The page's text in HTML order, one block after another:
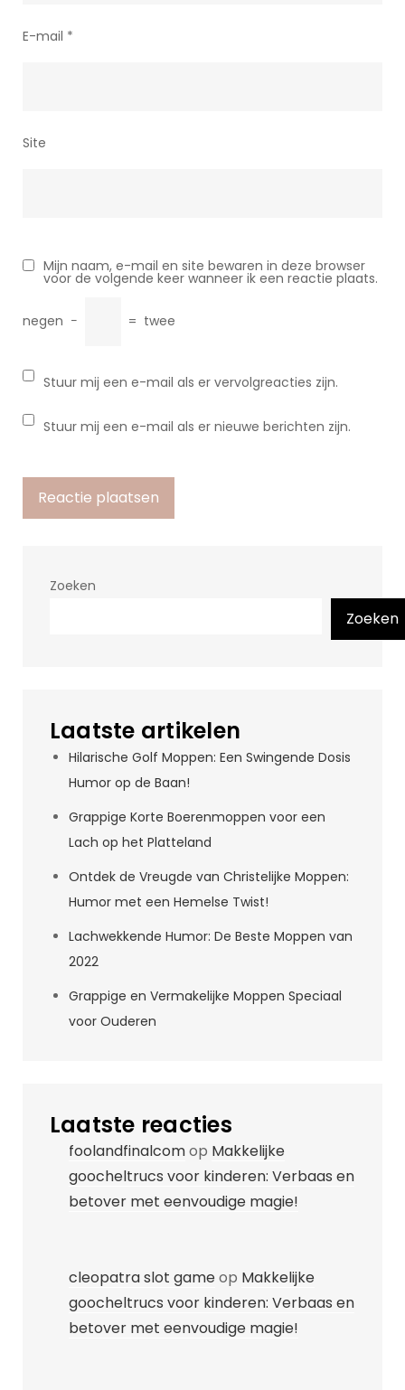
E-mail *
Site
Mijn naam, e-mail en site bewaren in deze browser
voor de volgende keer wanneer ik een reactie plaats.
negen − = twee
Stuur mij een e-mail als er vervolgreacties zijn.
Stuur mij een e-mail als er nieuwe berichten zijn.
Zoeken
Zoeken
Laatste artikelen
Hilarische Golf Moppen: Een Swingende Dosis
Humor op de Baan!
Grappige Korte Boerenmoppen voor een
Lach op het Platteland
Ontdek de Vreugde van Christelijke Moppen:
Humor met een Hemelse Twist!
Lachwekkende Humor: De Beste Moppen van
2022
Grappige en Vermakelijke Moppen Speciaal
voor Ouderen
Laatste reacties
foolandfinalcomop Makkelijke
goocheltrucs voor kinderen: Verbaas en
betover met eenvoudige magie!
cleopatra slot gameop Makkelijke
goocheltrucs voor kinderen: Verbaas en
betover met eenvoudige magie!